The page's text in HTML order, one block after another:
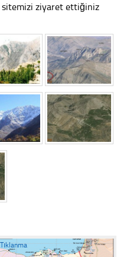
sitemizi ziyaret ettiğiniz